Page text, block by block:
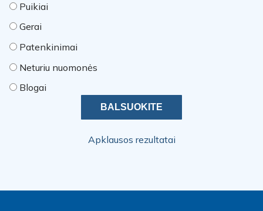
Puikiai
Gerai
Patenkinimai
Neturiu nuomonės
Blogai
Apklausos rezultatai